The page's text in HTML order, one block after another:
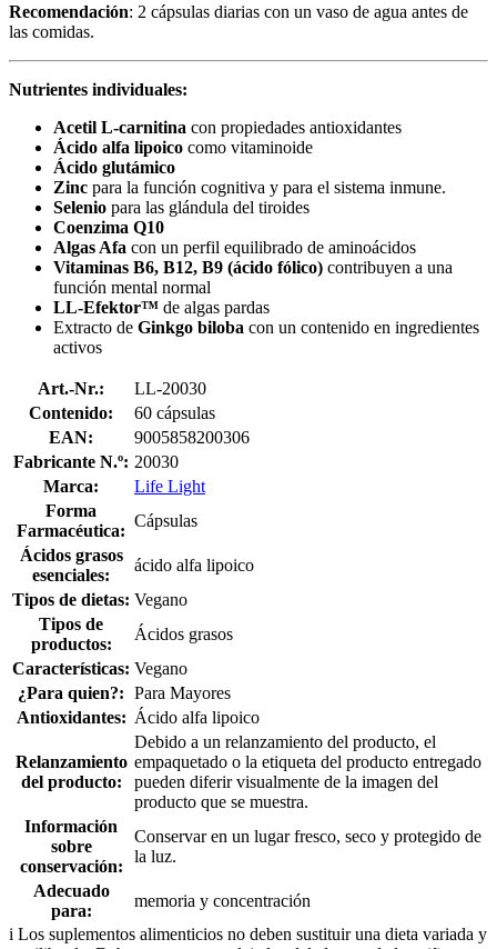
Recomendación: 2 cápsulas diarias con un vaso de agua antes de
las comidas.
Nutrientes individuales:
Acetil L-carnitina con propiedades antioxidantes
Ácido alfa lipoico como vitaminoide
Ácido glutámico
Zinc para la función cognitiva y para el sistema inmune.
Selenio para las glándula del tiroides
Coenzima Q10
Algas Afa con un perfil equilibrado de aminoácidos
Vitaminas B6, B12, B9 (ácido fólico) contribuyen a una
función mental normal
LL-Efektor™ de algas pardas
Extracto de Ginkgo biloba con un contenido en ingredientes
activos
Art.-Nr.:
LL-20030
Contenido:
60 cápsulas
EAN:
9005858200306
Fabricante N.º: 20030
Marca:
Life Light
Forma
Farmacéutica:
Cápsulas
Ácidos grasos
esenciales:
ácido alfa lipoico
Tipos de dietas: Vegano
Tipos de
productos:
Ácidos grasos
Características: Vegano
¿Para quien?: Para Mayores
Antioxidantes: Ácido alfa lipoico
Relanzamiento
del producto:
Debido a un relanzamiento del producto, el
empaquetado o la etiqueta del producto entregado
pueden diferir visualmente de la imagen del
producto que se muestra.
Información
sobre
conservación:
Conservar en un lugar fresco, seco y protegido de
la luz.
Adecuado
para:
memoria y concentración
i Los suplementos alimenticios no deben sustituir una dieta variada y